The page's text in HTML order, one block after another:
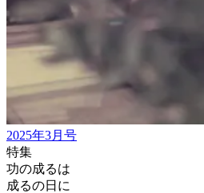
2025年3月号
特集
功の成るは
成るの日に